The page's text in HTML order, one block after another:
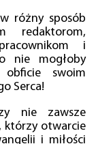
różny sposób
redaktorom,
i
nie mogłoby
swoim
Serca!
nie zawsze
którzy otwarcie
i miłości